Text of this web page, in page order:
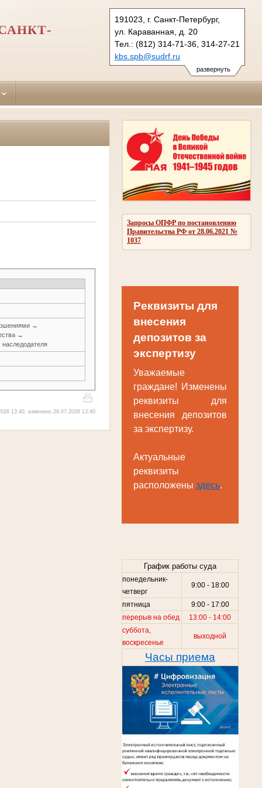
развернуть
191023, г. Санкт-Петербург,
ул. Караванная, д. 20
Тел.: (812) 314-71-36, 314-27-21
kbs.spb@sudrf.ru
Запросы ОПФР по постановлению
Правительства РФ от 28.06.2021 №
1037
Реквизиты для
внесения
депозитов за
экспертизу
Уважаемые
граждане! Изменены
реквизиты для
внесения депозитов
за экспертизу.
Актуальные
реквизиты
расположеныздесь.
График работы суда
понедельник-
четверг
9:00 - 18:00
пятница
9:00 - 17:00
перерыв на обед
13:00 - 14:00
суббота,
воскресенье
выходной
Часы приема
→
→
наследодателя
13:40, изменено 29.07.2026 13:40